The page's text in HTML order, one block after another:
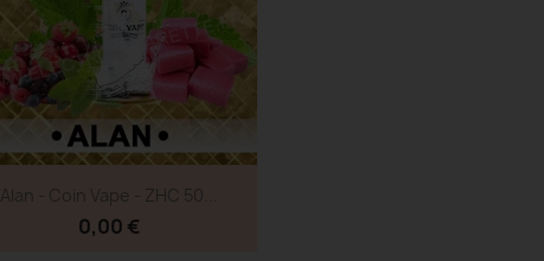
 Aperçu rapide
Alan - Coin Vape - ZHC 50...
0,00 €